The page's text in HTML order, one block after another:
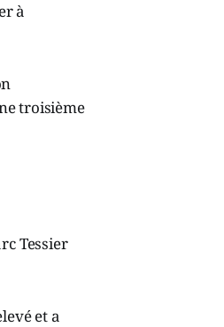
à
troisième
Tessier
et a